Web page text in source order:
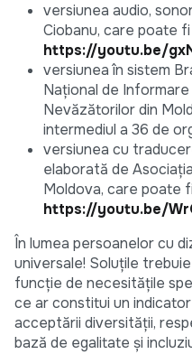
versiunea audio,
Ciobanu, care poate
https://youtu.be/
versiunea în sistem
Național de
Nevăzătorilor din
intermediul a 36 de
versiunea cu
elaborată de
Moldova, care poate
https://youtu.be/
În lumea persoanelor cu
universale! Soluțile
funcție de necesitățile
ce ar constitui un
acceptării diversității,
bază de egalitate și